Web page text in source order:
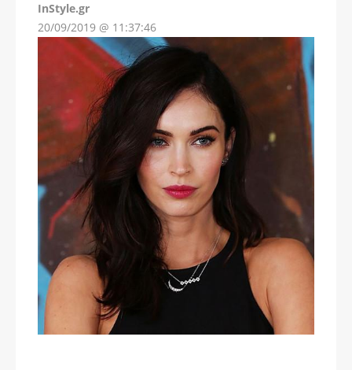
InStyle.gr
20/09/2019 @ 11:37:46